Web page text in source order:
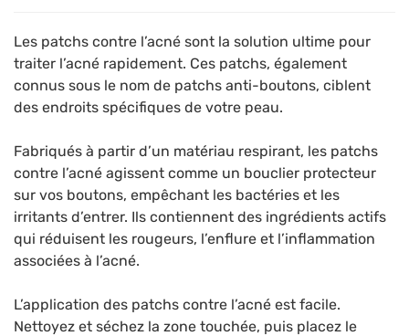
Les patchs contre l’acné sont la solution ultime pour
traiter l’acné rapidement. Ces patchs, également
connus sous le nom de patchs anti-boutons, ciblent
des endroits spécifiques de votre peau.
Fabriqués à partir d’un matériau respirant, les patchs
contre l’acné agissent comme un bouclier protecteur
sur vos boutons, empêchant les bactéries et les
irritants d’entrer. Ils contiennent des ingrédients actifs
qui réduisent les rougeurs, l’enflure et l’inflammation
associées à l’acné.
L’application des patchs contre l’acné est facile.
Nettoyez et séchez la zone touchée, puis placez le